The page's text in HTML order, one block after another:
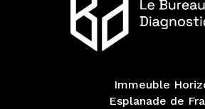
Immeuble
Esplanade de